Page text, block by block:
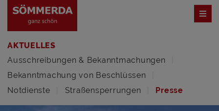
AKTUELLES
Ausschreibungen & Bekanntmachungen
Bekanntmachung von Beschlüssen
Notdienste
Straßensperrungen Presse